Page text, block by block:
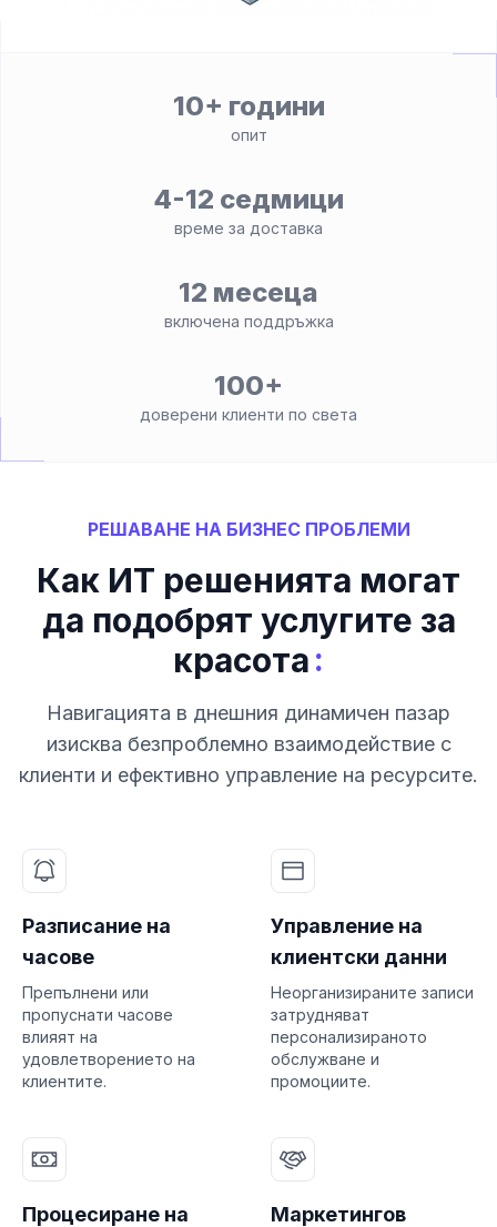
10+ години
опит
4-12 седмици
време за доставка
12 месеца
включена поддръжка
100+
доверени клиенти по света
РЕШАВАНЕ НА БИЗНЕС ПРОБЛЕМИ
Как ИТ решенията могат
да подобрят услугите за
красота:
Навигацията в днешния динамичен пазар
изисква безпроблемно взаимодействие с
клиенти и ефективно управление на ресурсите.
Разписание на
часове
Препълнени или
пропуснати часове
влияят на
удовлетворението на
клиентите.
Управление на
клиентски данни
Неорганизираните записи
затрудняват
персонализираното
обслужване и
промоциите.
Процесиране на
Маркетингов